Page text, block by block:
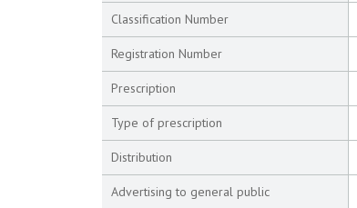
Classification Number
Registration Number
Prescription
Type of prescription
Distribution
Advertising to general public